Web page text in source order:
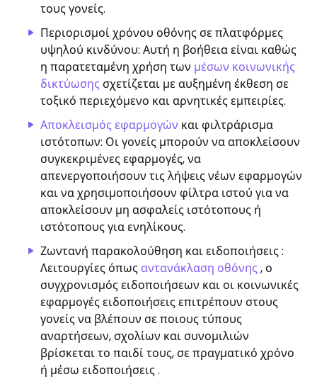
τους γονείς.
Περιορισμοί χρόνου οθόνης σε πλατφόρμες
υψηλού κινδύνου: Αυτή η βοήθεια είναι καθώς
η παρατεταμένη χρήση των μέσων κοινωνικής
δικτύωσηςσχετίζεται με αυξημένη έκθεση σε
τοξικό περιεχόμενο και αρνητικές εμπειρίες.
Αποκλεισμός εφαρμογών και φιλτράρισμα
ιστότοπων: Οι γονείς μπορούν να αποκλείσουν
συγκεκριμένες εφαρμογές, να
απενεργοποιήσουν τις λήψεις νέων εφαρμογών
και να χρησιμοποιήσουν φίλτρα ιστού για να
αποκλείσουν μη ασφαλείς ιστότοπους ή
ιστότοπους για ενηλίκους.
Ζωντανή παρακολούθηση και ειδοποιήσεις :
Λειτουργίες όπως αντανάκλαση οθόνης, ο
συγχρονισμός ειδοποιήσεων και οι κοινωνικές
εφαρμογές ειδοποιήσεις επιτρέπουν στους
γονείς να βλέπουν σε ποιους τύπους
αναρτήσεων, σχολίων και συνομιλιών
βρίσκεται το παιδί τους, σε πραγματικό χρόνο
ή μέσω ειδοποιήσεις .